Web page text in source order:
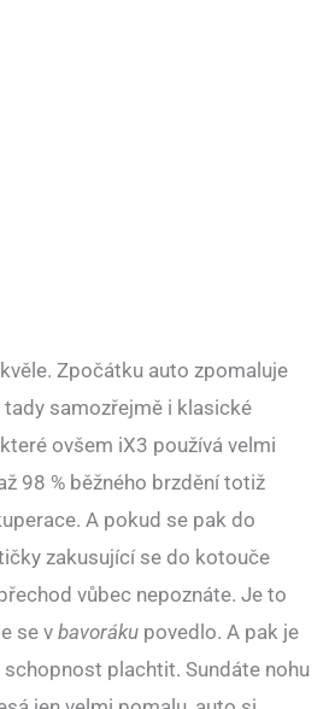
Zpočátku auto zpomaluje
tady samozřejmě i klasické
ovšem iX3 používá velmi
98 % běžného brzdění totiž
A pokud se pak do
zakusující se do kotouče
vůbec nepoznáte. Je to
se v bavoráku povedlo. A pak je
plachtit. Sundáte nohu